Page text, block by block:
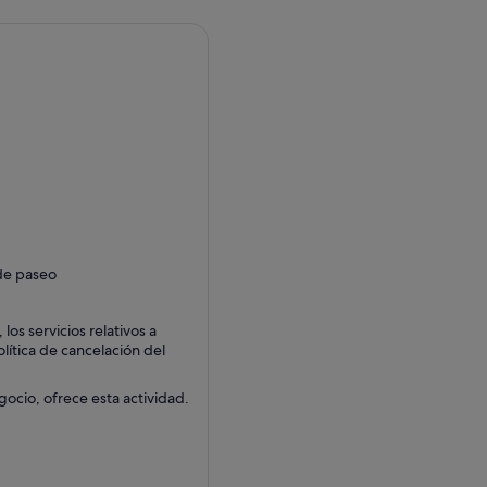
paseo
servicios relativos a
de cancelación del
ofrece esta actividad.